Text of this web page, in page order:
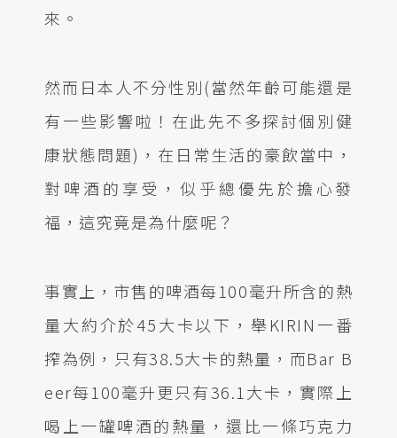
來。
然而日本人不分性別(當然年齡可能還是
有一些影響啦！在此先不多探討個別健
康狀態問題)，在日常生活的豪飲當中，
對啤酒的享受，似乎總優先於擔心發
福，這究竟是為什麼呢？
事實上，市售的啤酒每100毫升所含的熱
量大約介於45大卡以下，舉KIRIN一番
搾為例，只有38.5大卡的熱量，而Bar B
eer每100毫升更只有36.1大卡，實際上
喝上一罐啤酒的熱量，還比一條巧克力